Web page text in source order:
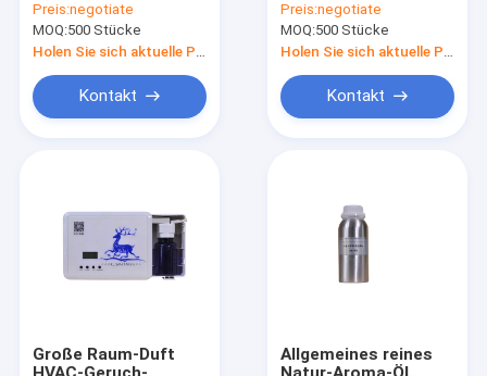
Maschine AC220V
ganze
Preis:negotiate
MOQ:500 Stücke
Kontakt
Lobby
Preis:negotiate
MOQ:500 Stücke
Kontakt
Große Raum-Duft
Allgemeines reines